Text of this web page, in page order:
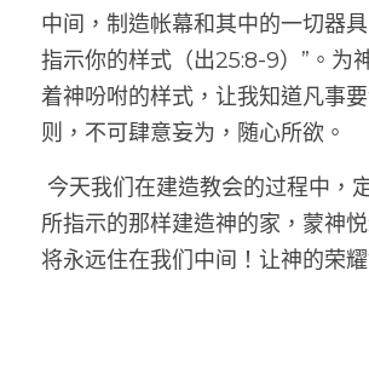
中间，制造帐幕和其中的一切器
指示你的样式（出25:8-9）”。为
着神吩咐的样式，让我知道凡事
则，不可肆意妄为，随心所欲。
所指示的那样建造神的家，蒙神
将永远住在我们中间！让神的荣耀